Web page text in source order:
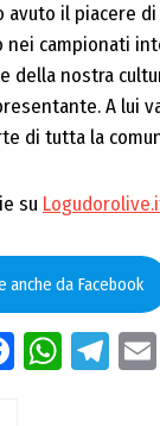
avuto il piacere
campionati
della nostra
A lui
di tutta la
su
da Facebook
Facebook